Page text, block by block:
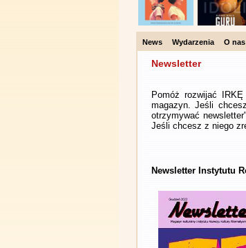
News Wydarzenia O nas
Newsletter
Pomóż rozwijać
magazyn. Jeśli
otrzymywać
Jeśli chcesz z niego
Newsletter Instytutu